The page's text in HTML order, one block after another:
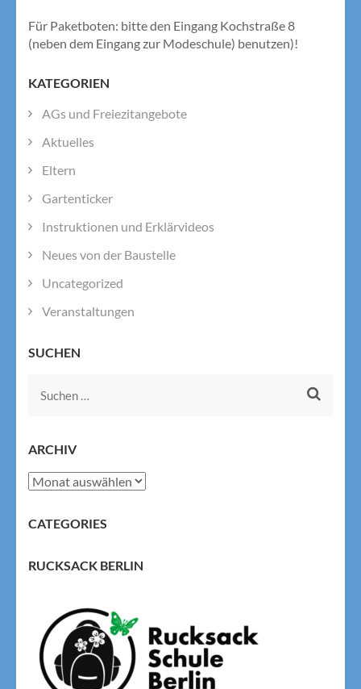
Für Paketboten: bitte den Eingang Kochstraße 8
(neben dem Eingang zur Modeschule) benutzen)!
KATEGORIEN
AGs und Freiezitangebote
Aktuelles
Eltern
Gartenticker
Instruktionen und Erklärvideos
Neues von der Baustelle
Uncategorized
Veranstaltungen
SUCHEN
Suchen
ARCHIV
Archiv
CATEGORIES
RUCKSACK BERLIN